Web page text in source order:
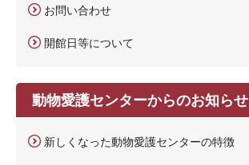
お問い合わせ
開館日等について
動物愛護センターからのお知らせ
新しくなった動物愛護センターの特徴